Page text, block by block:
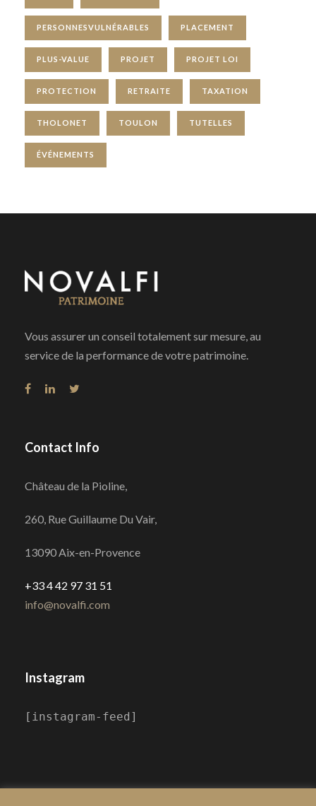
PERSONNESVULNÉRABLES PLACEMENT
PLUS-VALUE PROJET PROJET LOI
PROTECTION RETRAITE TAXATION
THOLONET TOULON TUTELLES
ÉVÉNEMENTS
Vous assurer un conseil totalement sur mesure, au
service de la performance de votre patrimoine.
Contact Info
Château de la Pioline,
260, Rue Guillaume Du Vair,
13090 Aix-en-Provence
+33 4 42 97 31 51
info@novalfi.com
Instagram
[instagram-feed]